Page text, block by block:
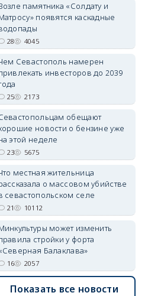
памятника «Солдату и
появятся каскадные
28 4045
Севастополь намерен
инвесторов до 2039
25 2173
обещают
новости о бензине уже
этой неделе
23 5675
местная жительница
о массовом убийстве
севастопольском селе
21 10112
может изменить
стройки у форта
Балаклава»
16 2057
Показать все новости